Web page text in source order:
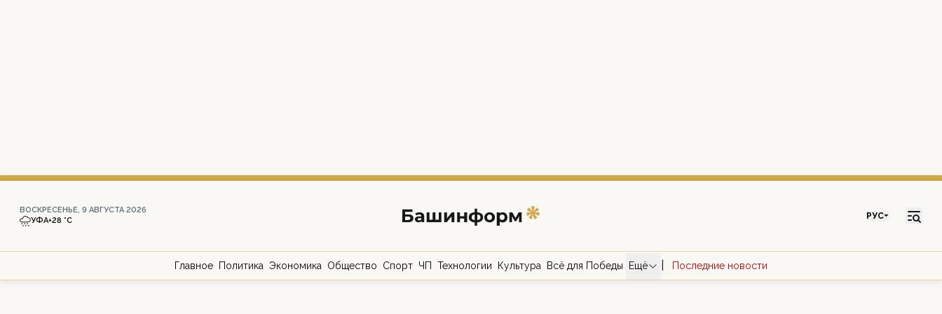
ВОСКРЕСЕНЬЕ, 9 АВГУСТА 2026
УФА+28 °С РУС
Главное Политика Экономика Общество Спорт ЧП Технологии Культура Всё для Победы Ещё Последние новости